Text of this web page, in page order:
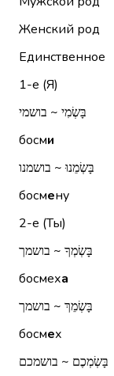
Женский род
Единственное
1-е (Я)
בָּשְׂמִי ~ בושמי
босми
בָּשְׂמֵנוּ ~ בושמנו
босмену
2-е (Ты)
בָּשְׂמְךָ ~ בושמך
босмеха
בָּשְׂמֵךְ ~ בושמך
босмех
בָּשְׂמְכֶם ~ בושמכם